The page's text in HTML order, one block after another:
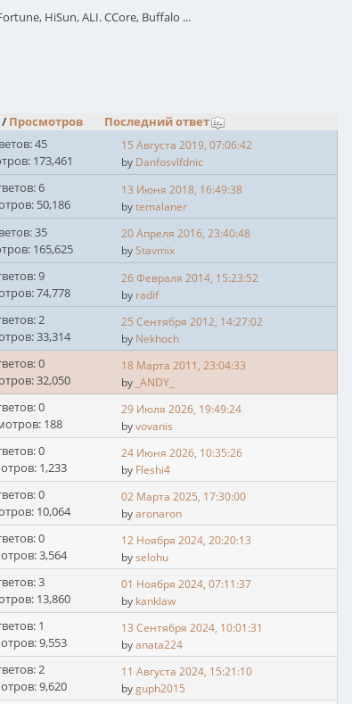
HiSun, ALI. CCore, Buffalo ...
/ Просмотров
Последний ответ
45
173,461
15 Августа 2019, 07:06:42
by Danfosvlfdnic
6
50,186
13 Июня 2018, 16:49:38
bytemalaner
35
165,625
20 Апреля 2016, 23:40:48
byStavmix
9
74,778
26 Февраля 2014, 15:23:52
by radif
2
33,314
25 Сентября 2012, 14:27:02
by Nekhoch
0
32,050
18 Марта 2011, 23:04:33
by _ANDY_
0
188
29 Июля 2026, 19:49:24
byvovanis
0
1,233
24 Июня 2026, 10:35:26
by Fleshi4
0
10,064
02 Марта 2025, 17:30:00
byaronaron
0
3,564
12 Ноября 2024, 20:20:13
byselohu
3
13,860
01 Ноября 2024, 07:11:37
by kanklaw
1
9,553
13 Сентября 2024, 10:01:31
byanata224
2
9,620
11 Августа 2024, 15:21:10
byguph2015